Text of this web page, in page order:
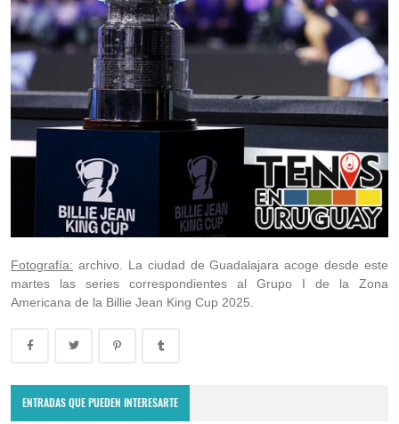
Fotografía: archivo. La ciudad de Guadalajara acoge desde este
martes las series correspondientes al Grupo I de la Zona
Americana de la Billie Jean King Cup 2025.
ENTRADAS QUE PUEDEN INTERESARTE